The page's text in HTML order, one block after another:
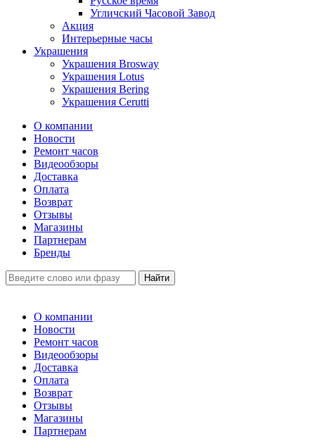
Угличский Часовой Завод
Акция
Интерьерные часы
Украшения
Украшения Brosway
Украшения Lotus
Украшения Bering
Украшения Cerutti
О компании
Новости
Ремонт часов
Видеообзоры
Доставка
Оплата
Возврат
Отзывы
Магазины
Партнерам
Бренды
О компании
Новости
Ремонт часов
Видеообзоры
Доставка
Оплата
Возврат
Отзывы
Магазины
Партнерам